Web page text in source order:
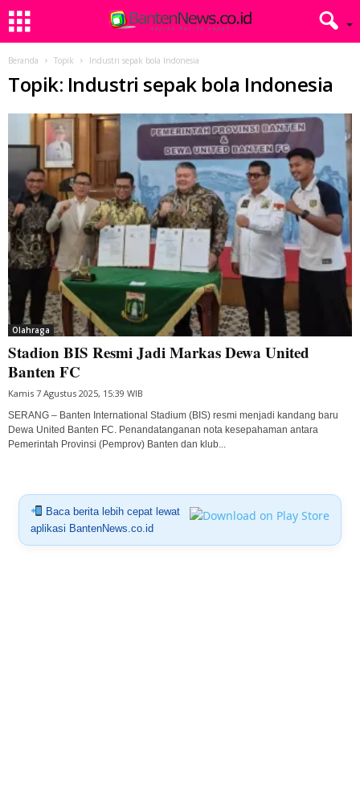
Beranda Topik Industri sepak bola Indonesia
Topik: Industri sepak bola Indonesia
Olahraga
Stadion BIS Resmi Jadi Markas Dewa United
Banten FC
Kamis 7 Agustus 2025, 15:39 WIB
SERANG – Banten International Stadium (BIS) resmi menjadi kandang baru
Dewa United Banten FC. Penandatanganan nota kesepahaman antara
Pemerintah Provinsi (Pemprov) Banten dan klub...
Baca berita lebih cepat lewat
aplikasi BantenNews.co.id